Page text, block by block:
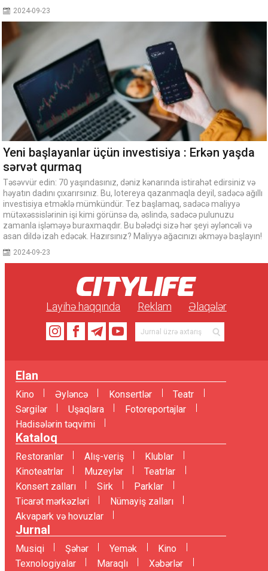
2024-09-23
Yeni başlayanlar üçün investisiya : Erkən yaşda
sərvət qurmaq
Təsəvvür edin: 70 yaşındasınız, dəniz kənarında istirahət edirsiniz və
həyatın dadını çıxarırsınız. Bu, lotereya qazanmaqla deyil, sadəcə ağıllı
investisiya etməklə mümkündür. Tez başlamaq, sadəcə maliyyə
mütəxəssislərinin işi kimi görünsə də, əslində, sadəcə pulunuzu
zamanla işləməyə buraxmaqdır. Bu bələdçi sizə hər şeyi əyləncəli və
asan dildə izah edəcək. Hazırsınız? Maliyyə ağacınızı əkməyə başlayın!
2024-09-23
Layihə haqqında Reklam Əlaqələr
Elan
Kino Əyləncə Konsertlər
Teatr
Sərgilər
Uşaqlara
Fotoreportajlar
Hadisələrin təqvimi
Kataloq
Restoranlar Alış-veriş
Klublar
Kinoteatrlar
Muzeylər
Teatrlar
Konsert zalları
Sirk
Parklar
Ticarət mərkəzləri
Nümayiş zalları
Akvapark və hovuzlar
Jurnal
Musiqi Şəhər Yemək
Kino
Texnologiyalar
Maraqlı Xəbərlər